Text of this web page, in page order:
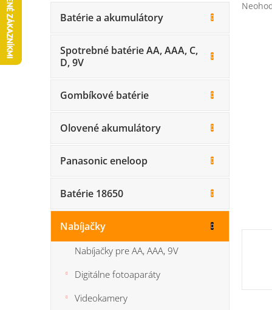
e
Batérie a akumulátory
Spotrebné batérie AA, AAA, C,
D, 9V
Gombíkové batérie
Olovené akumulátory
Panasonic eneloop
Batérie 18650
Nabíjačky
Nabíjačky pre AA, AAA, 9V
Digitálne fotoaparáty
Videokamery